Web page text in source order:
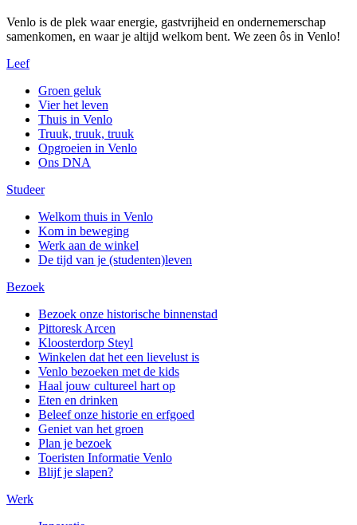
Venlo is de plek waar energie, gastvrijheid en ondernemerschap
samenkomen, en waar je altijd welkom bent. We zeen ôs in Venlo!
Leef
Groen geluk
Vier het leven
Thuis in Venlo
Truuk, truuk, truuk
Opgroeien in Venlo
Ons DNA
Studeer
Welkom thuis in Venlo
Kom in beweging
Werk aan de winkel
De tijd van je (studenten)leven
Bezoek
Bezoek onze historische binnenstad
Pittoresk Arcen
Kloosterdorp Steyl
Winkelen dat het een lievelust is
Venlo bezoeken met de kids
Haal jouw cultureel hart op
Eten en drinken
Beleef onze historie en erfgoed
Geniet van het groen
Plan je bezoek
Toeristen Informatie Venlo
Blijf je slapen?
Werk